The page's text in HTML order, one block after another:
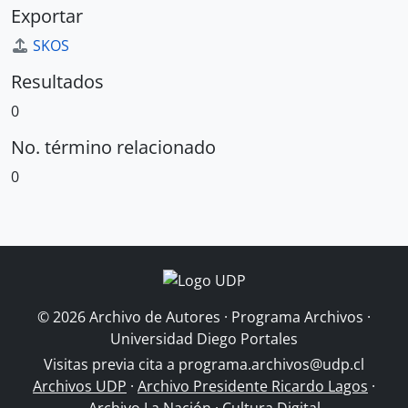
Exportar
SKOS
Resultados
0
No. término relacionado
0
© 2026 Archivo de Autores · Programa Archivos ·
Universidad Diego Portales
Visitas previa cita a programa.archivos@udp.cl
Archivos UDP · Archivo Presidente Ricardo Lagos ·